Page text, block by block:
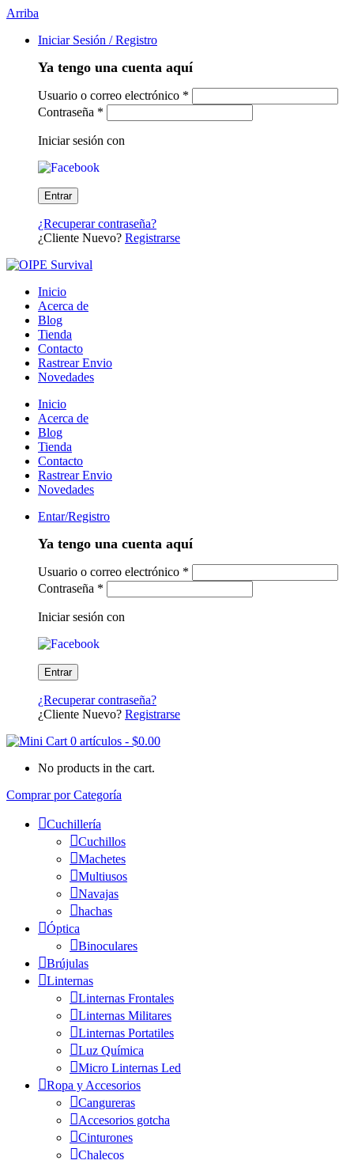
Arriba
Iniciar Sesión / Registro
Ya tengo una cuenta aquí
Usuario o correo electrónico *
Contraseña *
Iniciar sesión con
¿Recuperar contraseña?
¿Cliente Nuevo? Registrarse
Inicio
Acerca de
Blog
Tienda
Contacto
Rastrear Envio
Novedades
Inicio
Acerca de
Blog
Tienda
Contacto
Rastrear Envio
Novedades
Entar/Registro
Ya tengo una cuenta aquí
Usuario o correo electrónico *
Contraseña *
Iniciar sesión con
¿Recuperar contraseña?
¿Cliente Nuevo? Registrarse
0 artículos - $0.00
No products in the cart.
Comprar por Categoría
Cuchillería
Cuchillos
Machetes
Multiusos
Navajas
hachas
Óptica
Binoculares
Brújulas
Linternas
Linternas Frontales
Linternas Militares
Linternas Portatiles
Luz Química
Micro Linternas Led
Ropa y Accesorios
Cangureras
Accesorios gotcha
Cinturones
Chalecos